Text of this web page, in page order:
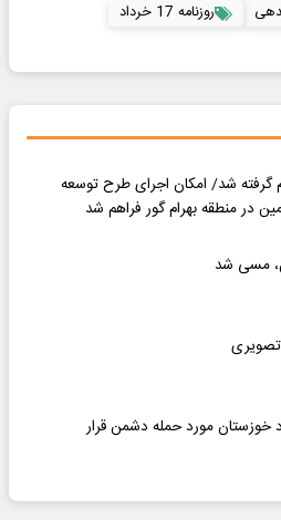
روزنامه 17 خرداد
گرفته شد/ امکان اجرای طرح توسعه
در منطقه بهرام گور فراهم شد
مسی شد
خوزستان مورد حمله دشمن قرار